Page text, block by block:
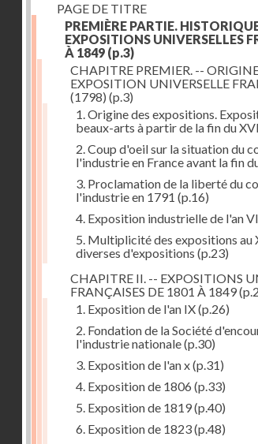
PAGE DE TITRE
PREMIÈRE PARTIE.
EXPOSITIONS UNIVERSELLES
À 1849 (p.3)
CHAPITRE PREMIER. --
EXPOSITION UNIVERSELLE
(1798) (p.3)
1. Origine des expositions.
beaux-arts à partir de la fin du
2. Coup d'oeil sur la situation du
l'industrie en France avant la fin
3. Proclamation de la liberté du
l'industrie en 1791 (p.16)
4. Exposition industrielle de l'an VI
5. Multiplicité des expositions au
diverses d'expositions (p.23)
CHAPITRE II. -- EXPOSITIONS
FRANÇAISES DE 1801 À 1849
1. Exposition de l'an IX(p.26)
2. Fondation de la Société
l'industrie nationale(p.30)
3. Exposition de l'an x(p.31)
4. Exposition de 1806 (p.33)
5. Exposition de 1819(p.40)
6. Exposition de 1823(p.48)